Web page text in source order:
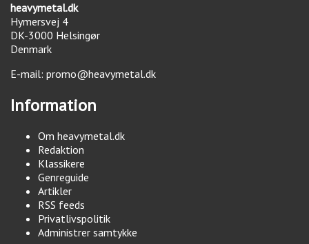
heavymetal.dk
Hymersvej 4
DK-3000 Helsingør
Denmark
E-mail: promo@heavymetal.dk
Information
Om heavymetal.dk
Redaktion
Klassikere
Genreguide
Artikler
RSS feeds
Privatlivspolitik
Administrer samtykke